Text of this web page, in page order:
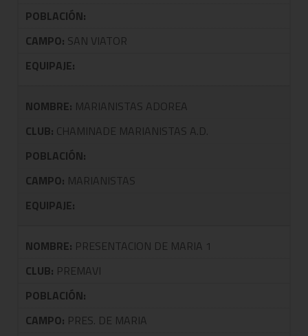
POBLACIÓN:
CAMPO: SAN VIATOR
EQUIPAJE:
NOMBRE: MARIANISTAS ADOREA
CLUB: CHAMINADE MARIANISTAS A.D.
POBLACIÓN:
CAMPO: MARIANISTAS
EQUIPAJE:
NOMBRE: PRESENTACION DE MARIA 1
CLUB: PREMAVI
POBLACIÓN:
CAMPO: PRES. DE MARIA